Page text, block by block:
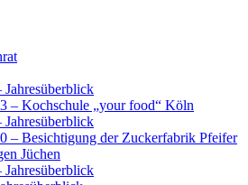
– Kochschule „your food“ Köln
– Besichtigung der Zuckerfabrik Pfeifer
Jüchen